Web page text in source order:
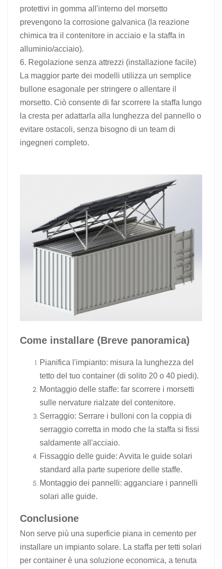
protettivi in ​​gomma all'interno del morsetto
prevengono la corrosione galvanica (la reazione
chimica tra il contenitore in acciaio e la staffa in
alluminio/acciaio).
6. Regolazione senza attrezzi (installazione facile)
La maggior parte dei modelli utilizza un semplice
bullone esagonale per stringere o allentare il
morsetto. Ciò consente di far scorrere la staffa lungo
la cresta per adattarla alla lunghezza del pannello o
evitare ostacoli, senza bisogno di un team di
ingegneri completo.
Come installare (Breve panoramica)
Pianifica l'impianto: misura la lunghezza del
tetto del tuo container (di solito 20 o 40 piedi).
Montaggio delle staffe: far scorrere i morsetti
sulle nervature rialzate del contenitore.
Serraggio: Serrare i bulloni con la coppia di
serraggio corretta in modo che la staffa si fissi
saldamente all'acciaio.
Fissaggio delle guide: Avvita le guide solari
standard alla parte superiore delle staffe.
Montaggio dei pannelli: agganciare i pannelli
solari alle guide.
Conclusione
Non serve più una superficie piana in cemento per
installare un impianto solare. La staffa per tetti solari
per container è una soluzione economica, a tenuta